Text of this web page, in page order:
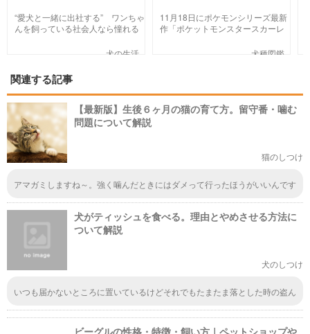
“愛犬と一緒に出社する” ワンちゃ
んを飼っている社会人なら憧れる
そんな夢のような取り組みを富士
いました。富士通が愛犬家のため
にどんな取り組みをしているのか
新たに設立された【ドッグオフィ
ス】を取材してきました！
犬の生活
11月18日にポケモンシリーズ最新
作「ポケットモンスタースカーレ
オレット」が世界同時発売しまし
った方も、可愛くてかっこいい犬
モチーフのポケモンにメロメロに
なっちゃうかも。
犬種図鑑
関連する記事
【最新版】生後６ヶ月の猫の育て方。留守番・噛む
問題について解説
猫のしつけ
アマガミしますね～。強く噛んだときにはダメって行ったほうがいいんです
犬がティッシュを食べる。理由とやめさせる方法に
ついて解説
犬のしつけ
いつも届かないところに置いているけどそれでもたまたま落とした時の盗ん